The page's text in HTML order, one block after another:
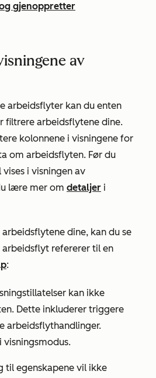
gjenoppretter
av
arbeidsflyter kan du enten
filtrere arbeidsflytene dine.
kolonnene i visningene for
om arbeidsflyten. Før du
i visningen av
lære mer om detaljer i
dine, kan du se
arbeidsflyt refererer til en
:
kan ikke
Dette inkluderer triggere
arbeidsflythandlinger.
visningsmodus.
til egenskapene vil ikke